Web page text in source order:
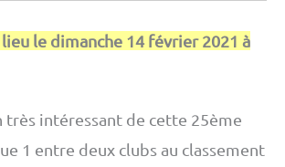
lieu le dimanche 14 février 2021 à
très intéressant de cette 25ème
1 entre deux clubs au classement